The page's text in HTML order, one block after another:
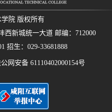
院 版权所有
西新城统一大道 邮编：712000
招生：029-33681888
公网安备 61110402000154号